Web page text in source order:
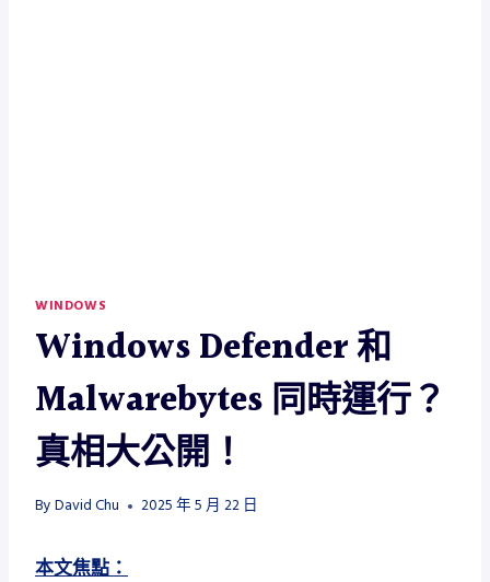
WINDOWS
Windows Defender 和
Malwarebytes 同時運行？
真相大公開！
By David Chu 2025 年 5 月 22 日
本文焦點：